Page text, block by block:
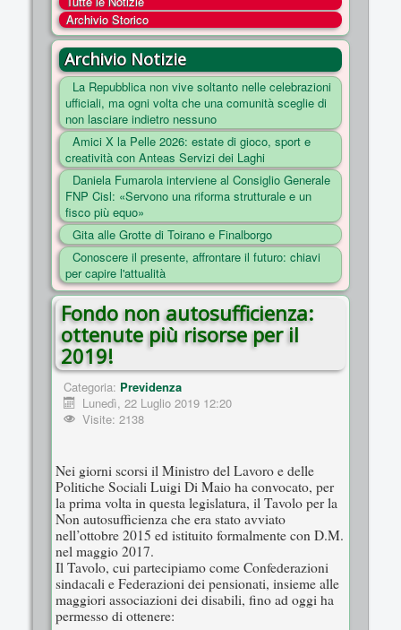
COSA FACCIAMO
ENTI
NOTIZIE
ESSENZIALI
MAPPA DEL SITO
CONVENZIONI
FOTO
SOCIAL
Archivio Storico
Archivio Notizie
La Repubblica non vive soltanto nelle celebrazioni
ufficiali, ma ogni volta che una comunità sceglie di
non lasciare indietro nessuno
Amici X la Pelle 2026: estate di gioco, sport e
creatività con Anteas Servizi dei Laghi
Daniela Fumarola interviene al Consiglio Generale
FNP Cisl: «Servono una riforma strutturale e un
fisco più equo»
Gita alle Grotte di Toirano e Finalborgo
Conoscere il presente, affrontare il futuro: chiavi
per capire l'attualità
Fondo non autosufficienza:
ottenute più risorse per il
2019!
Categoria: Previdenza
Lunedì, 22 Luglio 2019 12:20
Visite: 2138
Nei giorni scorsi il Ministro del Lavoro e delle
Politiche Sociali Luigi Di Maio ha convocato, per
la prima volta in questa legislatura, il Tavolo per la
Non autosufficienza che era stato avviato
nell’ottobre 2015 ed istituito formalmente con D.M.
nel maggio 2017.
Il Tavolo, cui partecipiamo come Confederazioni
sindacali e Federazioni dei pensionati, insieme alle
maggiori associazioni dei disabili, fino ad oggi ha
permesso di ottenere: